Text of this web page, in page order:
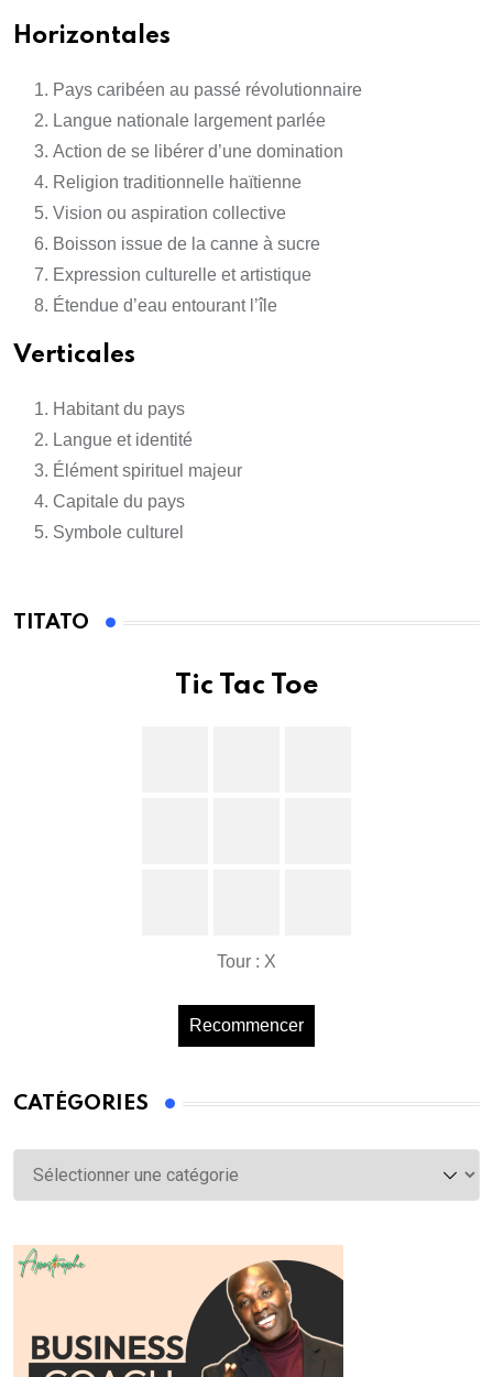
Horizontales
Pays caribéen au passé révolutionnaire
Langue nationale largement parlée
Action de se libérer d’une domination
Religion traditionnelle haïtienne
Vision ou aspiration collective
Boisson issue de la canne à sucre
Expression culturelle et artistique
Étendue d’eau entourant l’île
Verticales
Habitant du pays
Langue et identité
Élément spirituel majeur
Capitale du pays
Symbole culturel
TITATO
Tic Tac Toe
Tour : X
Recommencer
CATÉGORIES
Catégories